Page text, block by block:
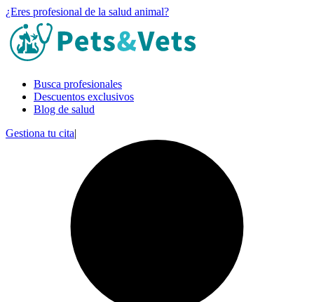
¿Eres profesional de la salud animal?
Busca profesionales
Descuentos exclusivos
Blog de salud
Gestiona tu cita|